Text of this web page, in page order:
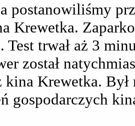
postanowiliśmy
Krewetka.
Test trwał aż 3
został
kina Krewetka.
gospodarczych